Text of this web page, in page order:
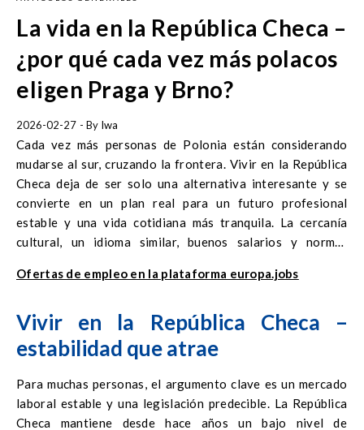
La vida en la República Checa –
¿por qué cada vez más polacos
eligen Praga y Brno?
2026-02-27 - By Iwa
Cada vez más personas de Polonia están considerando
mudarse al sur, cruzando la frontera. Vivir en la República
Checa deja de ser solo una alternativa interesante y se
convierte en un plan real para un futuro profesional
estable y una vida cotidiana más tranquila. La cercanía
cultural, un idioma similar, buenos salarios y normas
atraigan a polacos que buscan trabajo y mejores
Ofertas de empleo en la plataforma europa.jobs
Vivir en la República Checa –
estabilidad que atrae
Para muchas personas, el argumento clave es un mercado
laboral estable y una legislación predecible. La República
Checa mantiene desde hace años un bajo nivel de